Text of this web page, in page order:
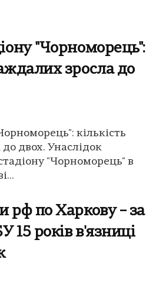
"Чорноморець":
зросла до
кількість
двох. Унаслідок
"Чорноморець" в
рф по Харкову – за
15 років в'язниці